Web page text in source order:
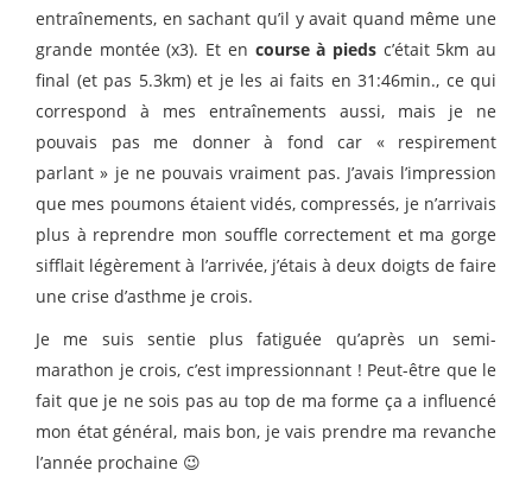
entraînements, en sachant qu’il y avait quand même une
grande montée (x3). Et en course à piedsc’était 5km au
final (et pas 5.3km) et je les ai faits en 31:46min., ce qui
correspond à mes entraînements aussi, mais je ne
pouvais pas me donner à fond car « respirement
parlant » je ne pouvais vraiment pas. J’avais l’impression
que mes poumons étaient vidés, compressés, je n’arrivais
plus à reprendre mon souffle correctement et ma gorge
sifflait légèrement à l’arrivée, j’étais à deux doigts de faire
une crise d’asthme je crois.
Je me suis sentie plus fatiguée qu’après un semi-
marathon je crois, c’est impressionnant ! Peut-être que le
fait que je ne sois pas au top de ma forme ça a influencé
mon état général, mais bon, je vais prendre ma revanche
l’année prochaine 😉